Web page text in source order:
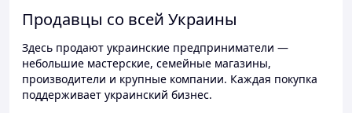
Продавцы со всей Украины
Здесь продают украинские предприниматели —
небольшие мастерские, семейные магазины,
производители и крупные компании. Каждая покупка
поддерживает украинский бизнес.